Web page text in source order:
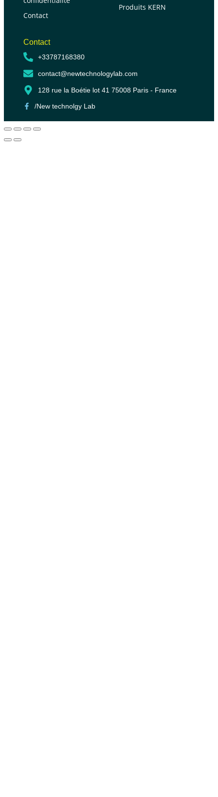
Contact
Produits KERN
Contact
+33787168380
contact@newtechnologylab.com
128 rue la Boétie lot 41 75008 Paris - France
/New technolgy Lab